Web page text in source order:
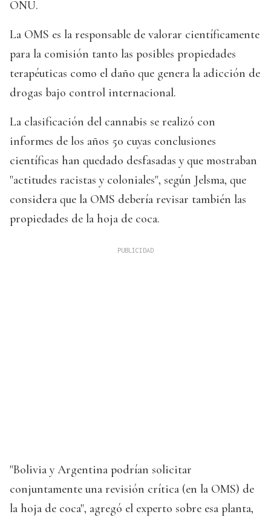
ONU.
La OMS es la responsable de valorar científicamente
para la comisión tanto las posibles propiedades
terapéuticas como el daño que genera la adicción de
drogas bajo control internacional.
La clasificación del cannabis se realizó con
informes de los años 50 cuyas conclusiones
científicas han quedado desfasadas y que mostraban
"actitudes racistas y coloniales", según Jelsma, que
considera que la OMS debería revisar también las
propiedades de la hoja de coca.
"Bolivia y Argentina podrían solicitar
conjuntamente una revisión crítica (en la OMS) de
la hoja de coca", agregó el experto sobre esa planta,